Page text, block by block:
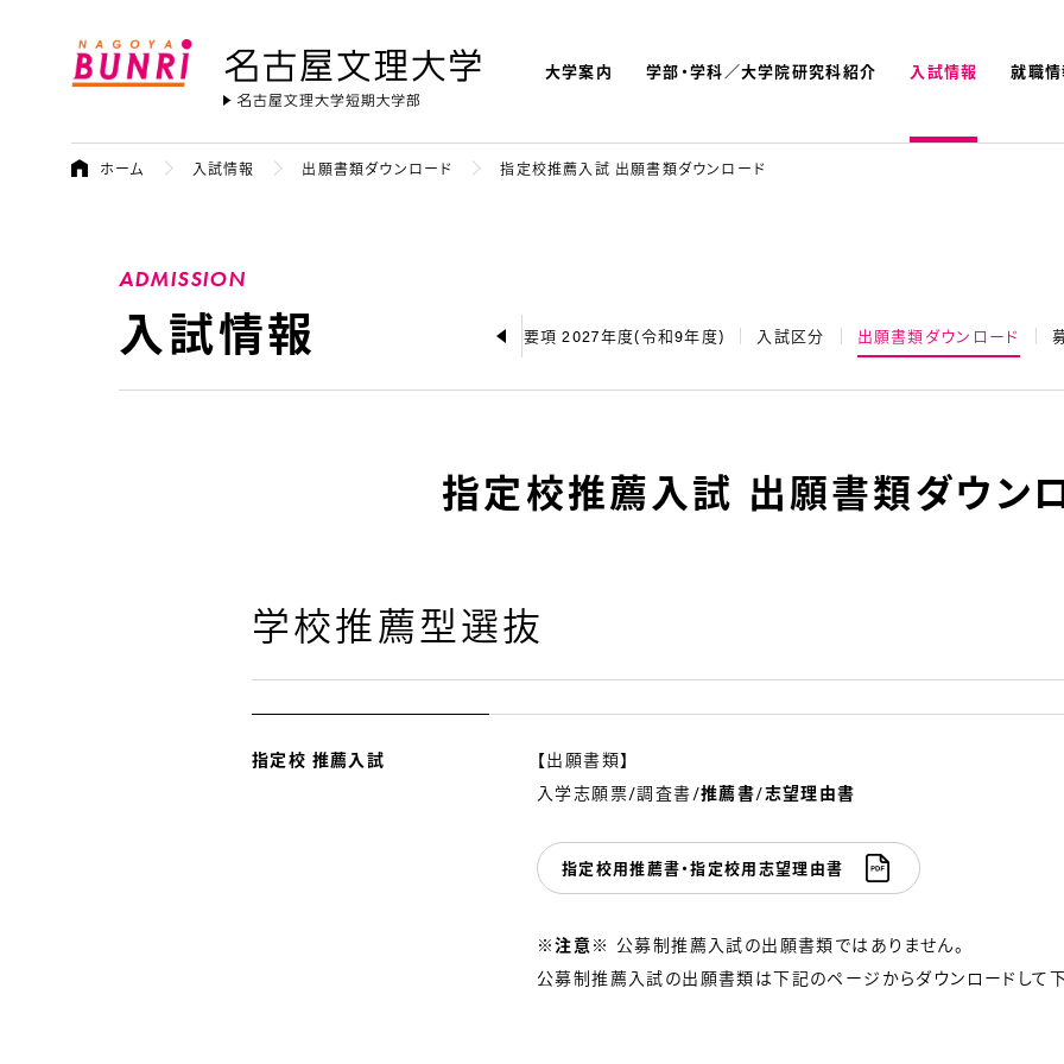
名古屋文理大学
大学案内 学部・学科／大学院研究科紹介 入試情報 就職
よく検索されているキーワ
ホーム 入試情報 出願書類ダウンロード 指定校推薦入試 出願書類ダウンロード
ADMISSION
入試情報
ワークショップ 大学案内 2027年度(令和9年度) 学生募集要項 2027年度(令和9年度) 入試区分 出願書類ダウンロード
指定校推薦入試 出願書類ダウン
学校推薦型選抜
指定校 推薦入試
【出願書類】
入学志願票/調査書/推薦書/志望理由書
指定校用推薦書・指定校用志望理由書
※注意※ 公募制推薦入試の出願書類ではありません。
公募制推薦入試の出願書類は下記のページからダウンロードして下